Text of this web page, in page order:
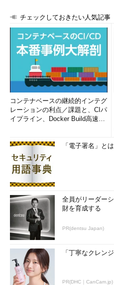
チェックしておきたい人気記事
コンテナベースの継続的インテグ
レーションの利点／課題と、CIパ
イプライン、Docker Build高速化
「電子署名」と
全員がリーダー
財を育成する
PR(dentsu Japan)
「丁寧なクレン
PR(DHC｜CanCam.jp)